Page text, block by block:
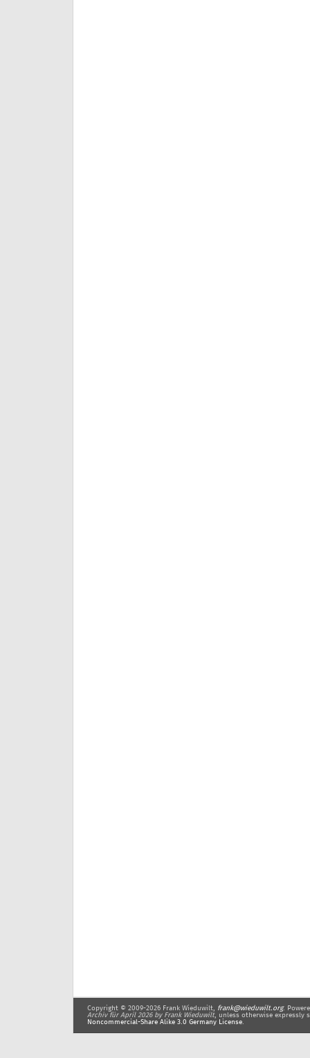
Copyright © 2009-2026 Frank Wieduwilt, frank@wieduwilt.org.
Archiv für April 2026 by Frank Wieduwilt, unless otherwise expressly
Noncommercial-Share Alike 3.0 Germany License.